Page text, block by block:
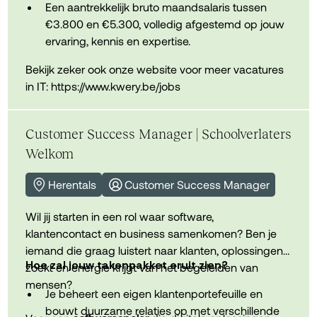
Versterken van de cybersecurity binnen diverse
beveiligingsvraagstukken en opvolgen van
nieuwe ontwikkelingen rond onder andere NIS2
en compliance.
Je hebt een sterke kennis van Microsoft-
technologieën, Azure, netwerken, virtualisatie en
cybersecurity. Ervaring met firewalls en
Je werkt gestructureerd, neemt initiatief, denkt
oplossingsgericht en voelt je comfortabel in
contact met zowel klanten als collega's.
Een aantrekkelijk bruto maandsalaris tussen
€3.800 en €5.300, volledig afgestemd op jouw
ervaring, kennis en expertise.
Een bedrijfswagen met tankkaart of laadpas,
aangevuld met een netto onkostenvergoeding
van €250 per maand.
Maaltijdcheques van €10 per gewerkte dag, een
hospitalisatieverzekering.
Een laptop, smartphone en abonnement zodat
je over alle nodige tools beschikt.
Mogelijkheid tot één dag thuiswerk per week en
flexibele werkuren binnen een 38-urenweek.
Bekijk zeker ook onze website voor meer vacatures
in IT: https://www.kwery.be/jobs
Customer Success Manager | Schoolverlaters
Welkom
Herentals Customer Success Manager
Wil jij starten in een rol waar software,
klantencontact en business samenkomen? Ben je
iemand die graag luistert naar klanten, oplossingen
zoekt en energie krijgt van het begeleiden van
mensen?
Hoe zal jouw takenpakket eruit zien?
Je beheert een eigen klantenportefeuille en
bouwt duurzame relaties op met verschillende